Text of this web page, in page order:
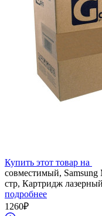
Купить этот товар на
совместимый,
стр, Картридж
подробнее
1260₽